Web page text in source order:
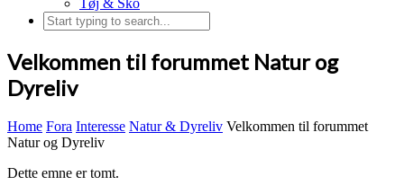
Tøj & Sko
Velkommen til forummet Natur og
Dyreliv
Home Fora Interesse Natur & Dyreliv Velkommen til forummet
Natur og Dyreliv
Dette emne er tomt.